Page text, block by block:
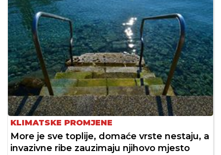
KLIMATSKE PROMJENE
More je sve toplije, domaće vrste nestaju, a
invazivne ribe zauzimaju njihovo mjesto